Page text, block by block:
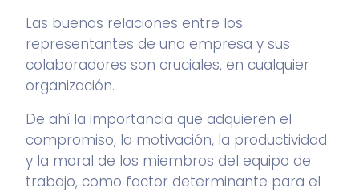
Las buenas relaciones entre los
representantes de una empresa y sus
colaboradores son cruciales, en cualquier
organización.
De ahí la importancia que adquieren el
compromiso, la motivación, la productividad
y la moral de los miembros del equipo de
trabajo, como factor determinante para el